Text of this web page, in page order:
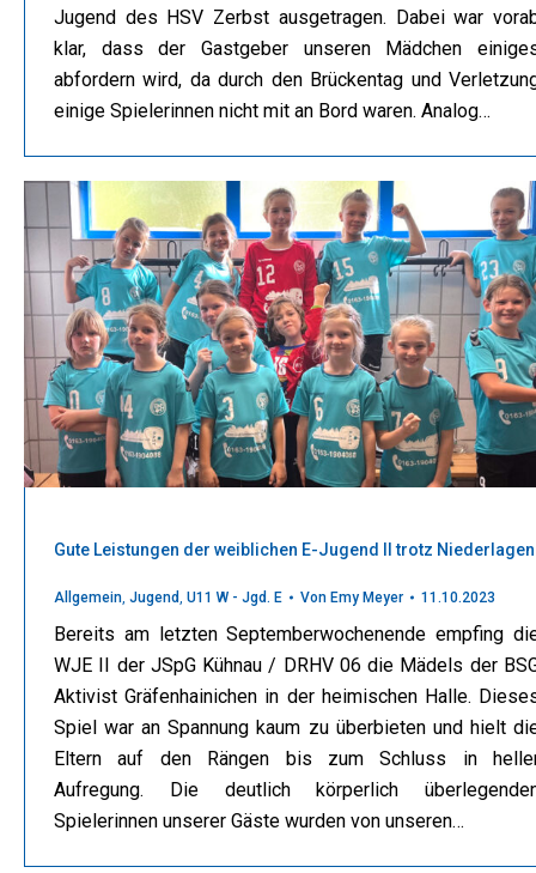
Jugend des HSV Zerbst ausgetragen. Dabei war
klar, dass der Gastgeber unseren Mädchen
abfordern wird, da durch den Brückentag und
einige Spielerinnen nicht mit an Bord waren. Analog…
Gute Leistungen der weiblichen E-Jugend II trotz Niederlagen
Allgemein, Jugend, U11 W - Jgd. E Von Emy Meyer 11.10.2023
Bereits am letzten Septemberwochenende empfing
WJE II der JSpG Kühnau / DRHV 06 die Mädels der
Aktivist Gräfenhainichen in der heimischen Halle.
Spiel war an Spannung kaum zu überbieten und hielt
Eltern auf den Rängen bis zum Schluss in
Aufregung. Die deutlich körperlich
Spielerinnen unserer Gäste wurden von unseren…